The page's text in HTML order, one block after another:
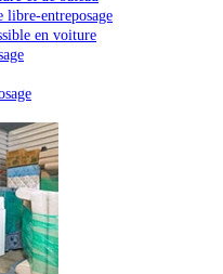
libre-entreposage
en voiture